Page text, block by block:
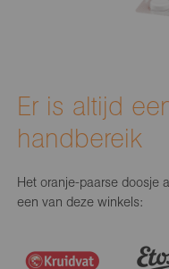
Er is altijd
handbereik
Het oranje-paarse doosje
een van deze winkels: